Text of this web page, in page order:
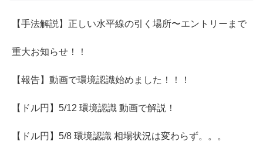
【手法解説】正しい水平線の引く場所〜エントリーまで
重大お知らせ！！
【報告】動画で環境認識始めました！！！
【ドル円】5/12 環境認識 動画で解説！
【ドル円】5/8 環境認識 相場状況は変わらず。。。